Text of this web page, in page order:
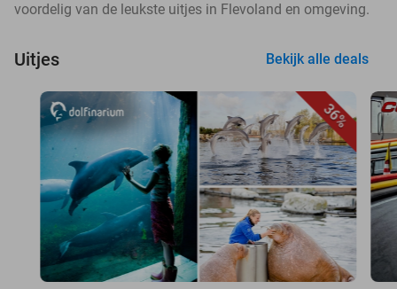
voordelig van de leukste uitjes in Flevoland en omgeving.
Uitjes Bekijk alle deals
36%